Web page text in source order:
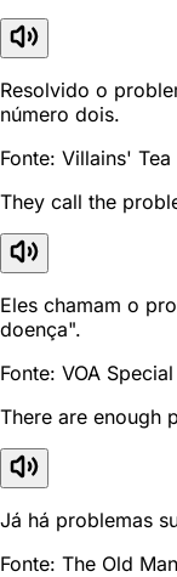
Resolvido o
número dois.
Fonte: Villains' Tea
They call the
Eles chamam o
doença".
Fonte: VOA
There are enough
Já há problemas
Fonte: The Old